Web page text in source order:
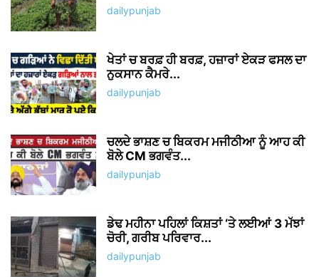
dailypunjab
ਖੇਤਾਂ ਚ ਬਰਫ਼ ਹੀ ਬਰਫ਼, ਹਜ਼ਾਰਾਂ ਏਕੜ ਫਸਲ ਦਾ
ਨੁਕਸਾਨ ਕੈਮਰੇ...
dailypunjab
ਚਲਦੇ ਭਾਸ਼ਣ ਚ ਬਿਕਰਮ ਮਜੀਠੀਆ ਨੂੰ ਆਹ ਕੀ
ਬੋਲੇ CM ਭਗਵੰਤ...
dailypunjab
ਡੇਢ ਮਹੀਨਾ ਪਹਿਲਾਂ ਕਿਸ਼ਤਾਂ ‘ਤੇ ਲਈਆਂ 3 ਮੱਝਾਂ
ਚੋਰੀ, ਗਰੀਬ ਪਰਿਵਾਰ...
dailypunjab